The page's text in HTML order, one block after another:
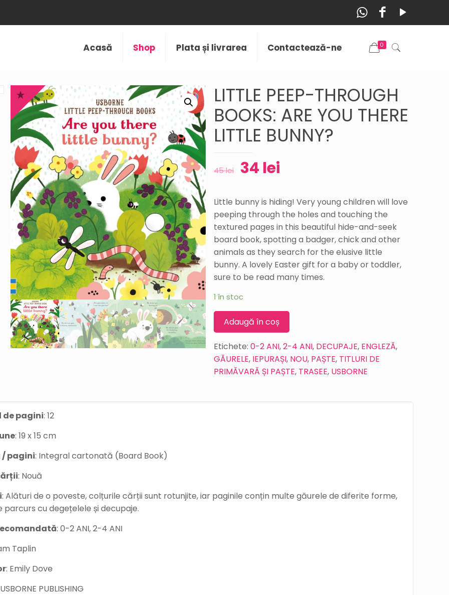
Acasă Shop Plata și livrarea Contactează-ne 0
LITTLE PEEP-THROUGH
BOOKS: ARE YOU THERE
LITTLE BUNNY?
45lei 34 lei
Little bunny is hiding! Very young children will love
peeping through the holes and touching the
textured pages in this beautiful hide-and-seek
board book, spotting a badger, chick and other
animals as they search for the elusive little
bunny. A lovely Easter gift for a baby or toddler,
sure to be read many times.
1 în stoc
Adaugă în coș
Etichete:0-2 ANI,2-4 ANI, DECUPAJE, ENGLEZĂ,
GĂURELE, IEPURAȘI, NOU, PAȘTE, TITLURI DE
PRIMĂVARĂ ȘI PAȘTE, TRASEE, USBORNE
de pagini: 12
: 19 x 15 cm
/ pagini: Integral cartonată (Board Book)
: Nouă
: Alături de o poveste, colțurile cărții sunt rotunjite, iar paginile conțin multe găurele de diferite forme,
parcurs cu degețelele și decupaje.
: 0-2 ANI, 2-4 ANI
Taplin
: Emily Dove
PUBLISHING